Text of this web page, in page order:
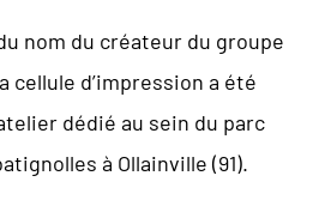
nom du créateur du groupe
cellule d’impression a été
dédié au sein du parc
à Ollainville (91).